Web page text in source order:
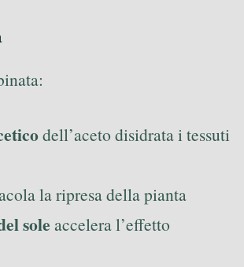
dell’aceto disidrata i tessuti
la ripresa della pianta
sole accelera l’effetto